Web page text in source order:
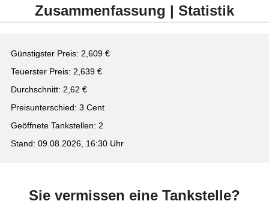
Zusammenfassung | Statistik
Günstigster Preis: 2,609 €
Teuerster Preis: 2,639 €
Durchschnitt: 2,62 €
Preisunterschied: 3 Cent
Geöffnete Tankstellen: 2
Stand: 09.08.2026, 16:30 Uhr
Sie vermissen eine Tankstelle?